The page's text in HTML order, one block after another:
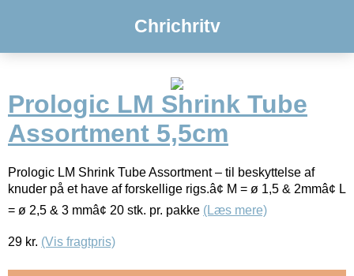
Chrichritv
Prologic LM Shrink Tube
Assortment 5,5cm
Prologic LM Shrink Tube Assortment – til beskyttelse af
knuder på et have af forskellige rigs.â¢ M = ø 1,5 & 2mmâ¢ L
= ø 2,5 & 3 mmâ¢ 20 stk. pr. pakke (Læs mere)
29 kr. (Vis fragtpris)